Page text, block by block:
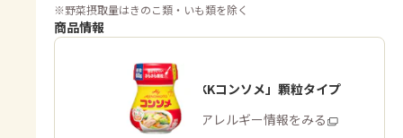
※野菜摂取量はきのこ類・いも類を除く
商品情報
「味の素KKコンソメ」顆粒タイプ
商品・アレルギー情報をみる